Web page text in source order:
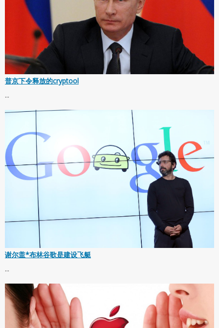
普京下令释放的cryptool
...
谢尔盖*布林谷歌是建设飞艇
...